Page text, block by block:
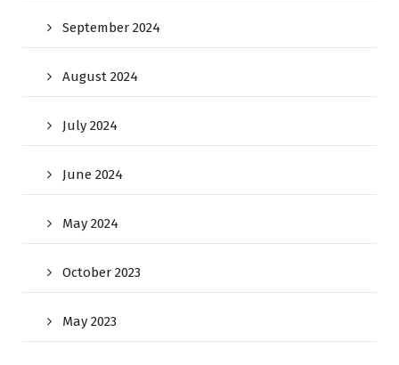
September 2024
August 2024
July 2024
June 2024
May 2024
October 2023
May 2023